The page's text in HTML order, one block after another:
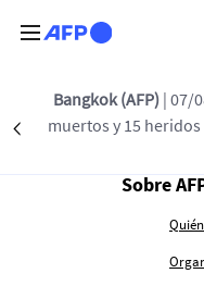
Précédent
Bangkok (AFP) | 07/
muertos y 15
La Agencia
Sobre